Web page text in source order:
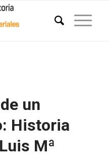
un
Historia
Mª